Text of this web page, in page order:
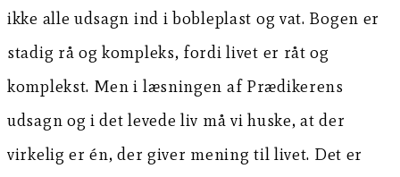
ikke alle udsagn ind i bobleplast og vat. Bogen er
stadig rå og kompleks, fordi livet er råt og
komplekst. Men i læsningen af Prædikerens
udsagn og i det levede liv må vi huske, at der
virkelig er én, der giver mening til livet. Det er